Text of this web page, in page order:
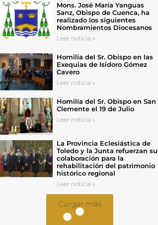
Mons. José María Yanguas
Sanz, Obispo de Cuenca, ha
realizado los siguientes
Nombramientos Diocesanos
Leer noticia »
Homilía del Sr. Obispo en las
Exequias de Isidoro Gómez
Cavero
Leer noticia »
Homilía del Sr. Obispo en San
Clemente el 19 de Julio
Leer noticia »
La Provincia Eclesiástica de
Toledo y la Junta refuerzan su
colaboración para la
rehabilitación del patrimonio
histórico regional
Leer noticia »
Cargar más